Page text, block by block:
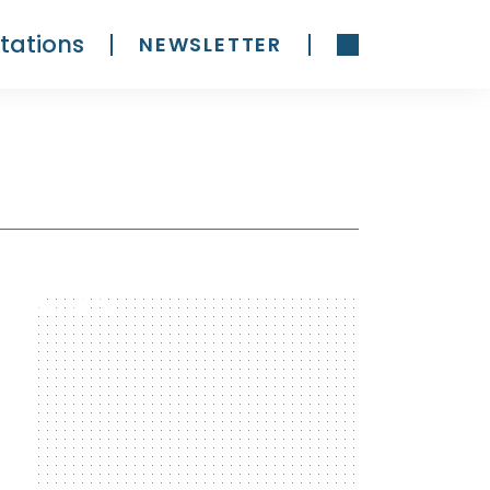
NEWSLETTER
300 x 600